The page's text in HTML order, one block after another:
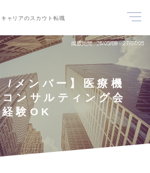
ャリアのスカウト転職
掲載期間 26/05/08～27/07/05
/メンバー】医療機
ンサルティング会
経験OK